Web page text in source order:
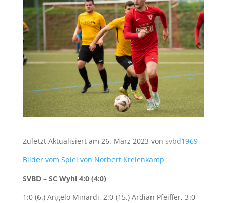
Zuletzt Aktualisiert am 26. März 2023 von svbd1969
Bilder vom Spiel von Norbert Kreienkamp
SVBD – SC Wyhl 4:0 (4:0)
1:0 (6.) Angelo Minardi, 2:0 (15.) Ardian Pfeiffer, 3:0